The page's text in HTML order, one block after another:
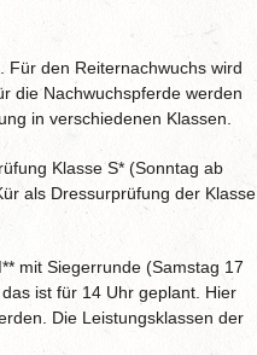
Für den Reiternachwuchs wird
die Nachwuchspferde werden
in verschiedenen Klassen.
Klasse S* (Sonntag ab
als Dressurprüfung der Klasse
mit Siegerrunde (Samstag 17
ist für 14 Uhr geplant. Hier
Die Leistungsklassen der